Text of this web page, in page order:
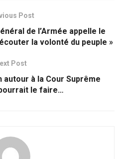
Post
de l’Armée appelle le
la volonté du peuple »
Post
autour à la Cour Suprême
le faire…